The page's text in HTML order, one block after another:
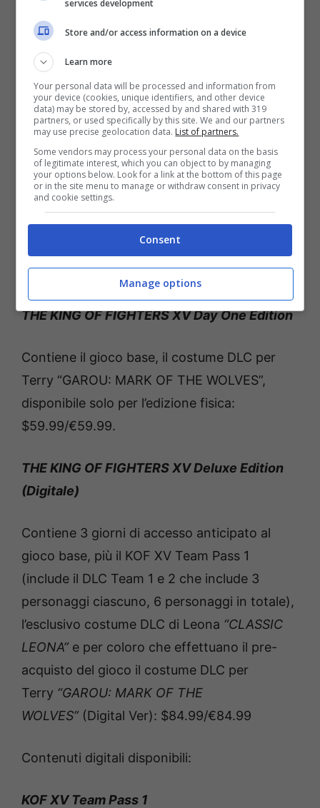
300 brani famosi dell’intera serie
OF FIGHTERSe altro ancora. I giocatori
saranno anche in grado di personalizzare i
loro combattimenti per riprodurre i loro brani
preferiti in sottofondo.
I pre-order sono disponibili da oggi sulle
seguenti edizioni per PlayStation®5,
PlayStation®4 e Xbox Series X|S:
THE KING OF FIGHTERS XV Standard Edition
fisica/digitale): $59.99/€59.99
THE KING OF FIGHTERS XV Day One Edition
Contiene il gioco base, il costume DLC per
Terry “GAROU: MARK OF THE WOLVES”,
disponibile solo per l’edizione fisica:
$59.99/€59.99.
THE KING OF FIGHTERS XV Deluxe Edition
(Digitale)
Contiene 3 giorni di accesso anticipato al
gioco base, più il KOF XV Team Pass 1
(include il DLC Team 1 e 2 che include 3
personaggi ciascuno, 6 personaggi in totale),
l’esclusivo costume DLC di Leona “CLASSIC
LEONA” e per coloro che effettuano il pre-
acquisto del gioco il costume DLC per
Terry “GAROU: MARK OF THE
WOLVES” (Digital Ver): $84.99/€84.99
Contenuti digitali disponibili:
KOF XV Team Pass 1
services development
Store and/or access information on a device
Learn more
Your personal data will be processed and information from
your device (cookies, unique identifiers, and other device
data) may be stored by, accessed by and shared with 319
partners, or used specifically by this site. We and our partners
may use precise geolocation data. List of partners.
Some vendors may process your personal data on the basis
of legitimate interest, which you can object to by managing
your options below. Look for a link at the bottom of this page
or in the site menu to manage or withdraw consent in privacy
and cookie settings.
Consent
Manage options